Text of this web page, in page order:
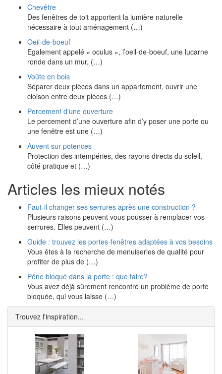
Chevêtre
Des fenêtres de toit apportent la lumière naturelle
nécessaire à tout aménagement (…)
Oeil-de-boeuf
Egalement appelé « oculus », l’oeil-de-boeuf, une lucarne
ronde dans un mur, (…)
Voûte en bois
Séparer deux pièces dans un appartement, ouvrir une
cloison entre deux pièces (…)
Percement d'une ouverture
Le percement d’une ouverture afin d’y poser une porte ou
une fenêtre est une (…)
Auvent sur potences
Protection des intempéries, des rayons directs du soleil,
côté pratique et (…)
Articles les mieux notés
Faut-il changer ses serrures après une construction ?
Plusieurs raisons peuvent vous pousser à remplacer vos
serrures. Elles peuvent (…)
Guide : trouvez les portes-fenêtres adaptées à vos besoins
Vous êtes à la recherche de menuiseries de qualité pour
profiter de plus de (…)
Pêne bloqué dans la porte : que faire?
Vous avez déjà sûrement rencontré un problème de porte
bloquée, qui vous laisse (…)
Trouvez l'inspiration...